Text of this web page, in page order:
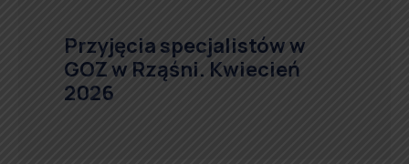
Przyjęcia specjalistów w
GOZ w Rząśni. Kwiecień
2026